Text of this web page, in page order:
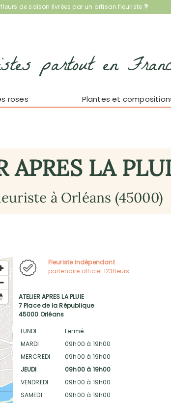
de saison livrées par un artisan fleuriste 💐
partout en
roses Plantes et
APRES LA
à Orléans (45000)
Fleuriste indépendant
partenaire officiel 123fleurs
ATELIER APRES LA PLUIE
7 Place de la République
45000 Orléans
LUNDI
Fermé
MARDI
09h00 à 19h00
MERCREDI
09h00 à 19h00
JEUDI
09h00 à 19h00
VENDREDI
09h00 à 19h00
SAMEDI
09h00 à 19h00